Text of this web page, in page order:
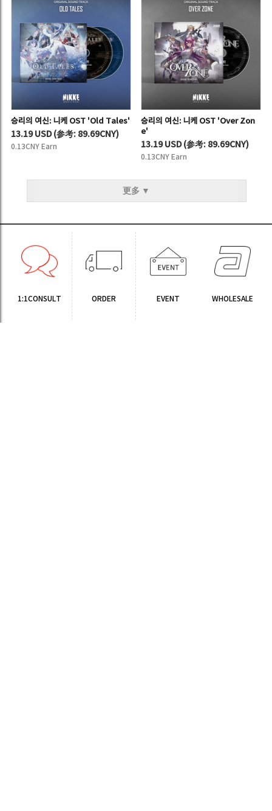
승리의 여신: 니케 OST 'Old Tales'
13.19 USD(参考: 89.69CNY)
0.13CNY Earn
승리의 여신: 니케 OST 'Over Zon
e'
13.19 USD(参考: 89.69CNY)
0.13CNY Earn
更多 ▼
1:1CONSULT ORDER EVENT WHOLESALE